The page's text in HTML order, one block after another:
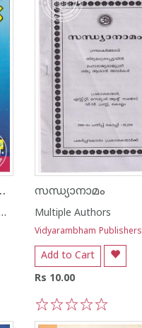
- ഗദ്യം
കൃഷ്ണന്‍ നായര്‍
സന്ധ്യാനാമം
Multiple Authors
Vidyarambham Publishers
Add to Cart
Rs 10.00
5
4
3
2
1